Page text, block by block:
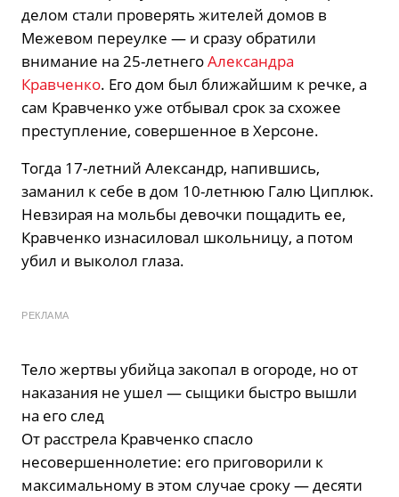
делом стали проверять жителей домов в
Межевом переулке — и сразу обратили
внимание на 25-летнегоАлександра
Кравченко. Его дом был ближайшим к речке, а
сам Кравченко уже отбывал срок за схожее
преступление, совершенное в Херсоне.
Тогда 17-летний Александр, напившись,
заманил к себе в дом 10-летнюю Галю Циплюк.
Невзирая на мольбы девочки пощадить ее,
Кравченко изнасиловал школьницу, а потом
убил и выколол глаза.
РЕКЛАМА
Тело жертвы убийца закопал в огороде, но от
наказания не ушел — сыщики быстро вышли
на его след
От расстрела Кравченко спасло
несовершеннолетие: его приговорили к
максимальному в этом случае сроку — десяти